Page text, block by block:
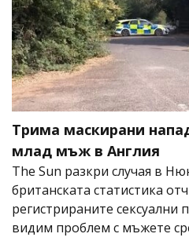
Трима маскирани
млад мъж в Англия
The Sun разкри случая в
британската статистика
регистрираните сексуални
видим проблем с мъжете